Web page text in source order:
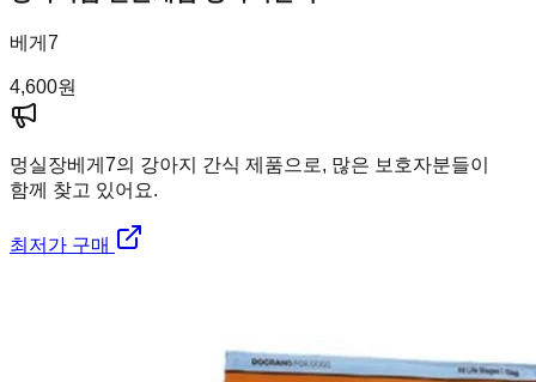
베게7
4,600원
멍실장베게7의 강아지 간식 제품으로, 많은 보호자분들이
함께 찾고 있어요.
최저가 구매